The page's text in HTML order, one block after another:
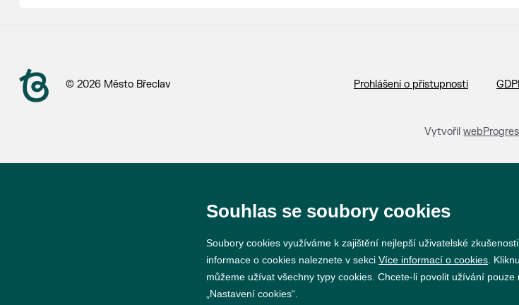
© 2026 Město Břeclav Prohlášení o přístupnosti
Vytvořil
Souhlas se soubory cookies
Soubory cookies využíváme k zajištění nejlepší uživatelské
informace o cookies naleznete v sekci Více informací o cookies .
můžeme užívat všechny typy cookies. Chcete-li povolit užívání
„Nastavení cookies“.